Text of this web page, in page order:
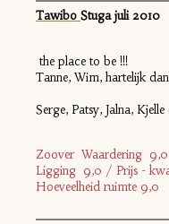
Tawibo Stuga juli 2010
the place to be !!!
Tanne, Wim, hartelijk
Serge, Patsy, Jalna,
Zoover Waardering 9,0
Ligging 9,0 / Prijs -
Hoeveelheid ruimte 9,0